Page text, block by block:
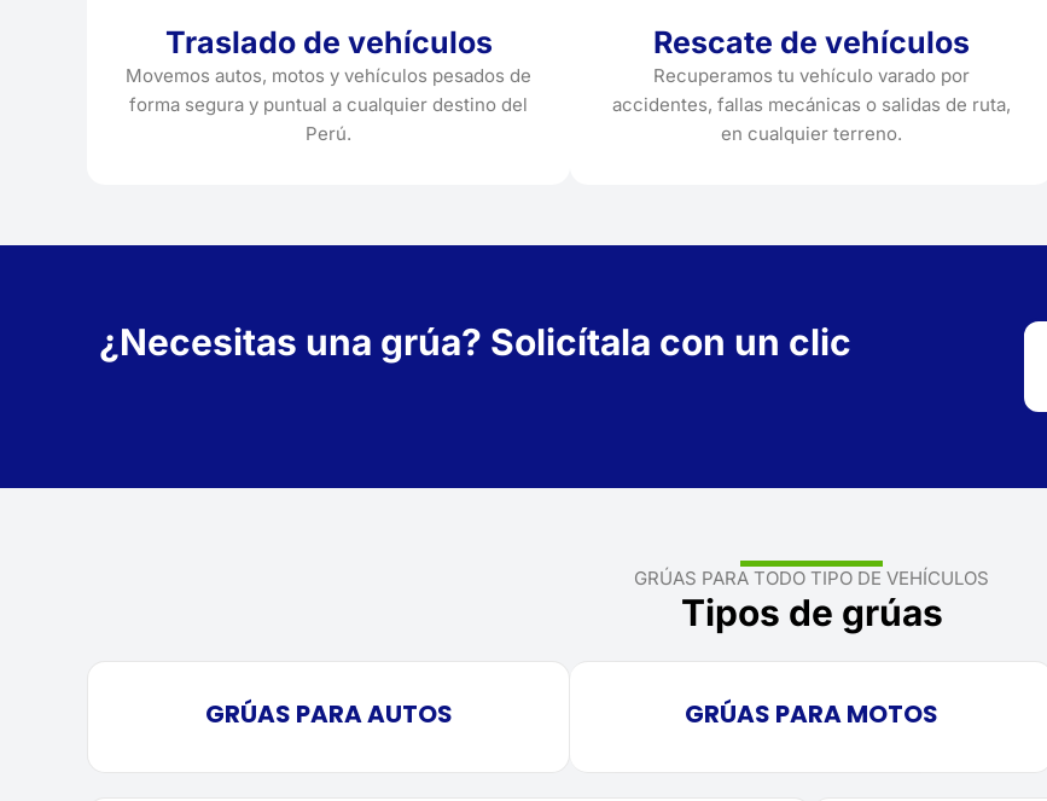
Traslado de vehículos
Movemos autos, motos y vehículos pesados de
forma segura y puntual a cualquier destino del
Perú.
Rescate de vehículos
Recuperamos tu vehículo varado por
accidentes, fallas mecánicas o salidas de ruta,
en cualquier terreno.
¿Necesitas una grúa? Solicítala con un clic
GRÚAS PARA TODO TIPO DE VEHÍCULOS
Tipos de grúas
GRÚAS PARA AUTOS GRÚAS PARA MOTOS